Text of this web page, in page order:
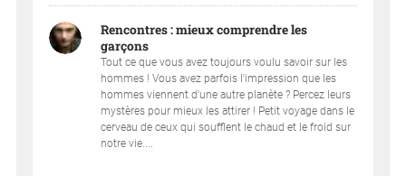
Rencontres : mieux comprendre les
garçons
Tout ce que vous avez toujours voulu savoir sur les
hommes ! Vous avez parfois l'impression que les
hommes viennent d'une autre planète ? Percez leurs
mystères pour mieux les attirer ! Petit voyage dans le
cerveau de ceux qui soufflent le chaud et le froid sur
notre vie....